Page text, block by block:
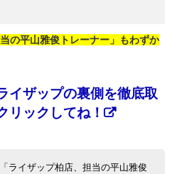
の平山雅俊トレーナー」もわずか
イザップの裏側を徹底取
リックしてね！
ライザップ柏店、担当の平山雅俊